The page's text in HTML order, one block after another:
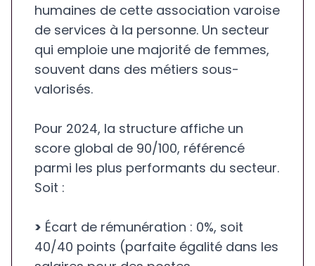
humaines de cette association varoise
de services à la personne. Un secteur
qui emploie une majorité de femmes,
souvent dans des métiers sous-
valorisés.
Pour 2024, la structure affiche un
score global de 90/100, référencé
parmi les plus performants du secteur.
Soit :
> Écart de rémunération : 0%, soit
40/40 points (parfaite égalité dans les